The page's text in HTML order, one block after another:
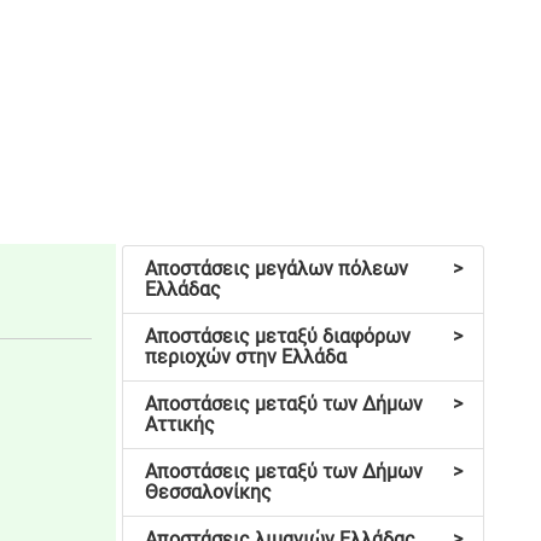
>
Αποστάσεις μεγάλων πόλεων
Ελλάδας
>
Αποστάσεις μεταξύ διαφόρων
περιοχών στην Ελλάδα
>
Αποστάσεις μεταξύ των Δήμων
Αττικής
>
Αποστάσεις μεταξύ των Δήμων
Θεσσαλονίκης